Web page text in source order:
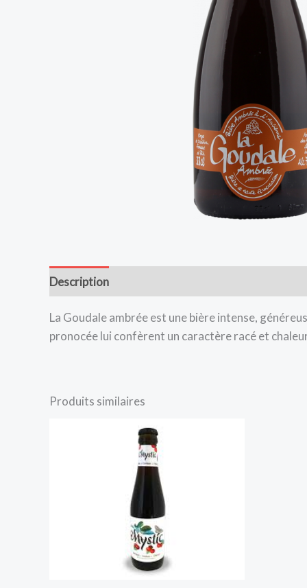
Description
La Goudale ambrée est une bière intense,
pronocée lui confèrent un caractère racé et
Produits similaires